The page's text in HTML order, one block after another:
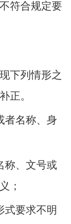
符合规定要
下列情形之
正。
者名称、身
称、文号或
；
式要求不明